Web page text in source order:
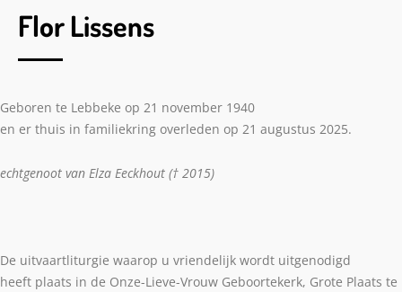
Flor Lissens
Geboren te Lebbeke op 21 november 1940
en er thuis in familiekring overleden op 21 augustus 2025.
echtgenoot van Elza Eeckhout († 2015)
De uitvaartliturgie waarop u vriendelijk wordt uitgenodigd
heeft plaats in de Onze-Lieve-Vrouw Geboortekerk, Grote Plaats te